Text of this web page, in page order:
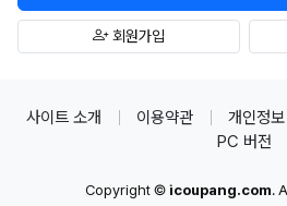
회원가입
사이트 소개 이용약관 개인정
PC 버전
Copyright ©icoupang.com.